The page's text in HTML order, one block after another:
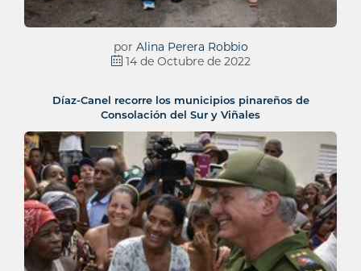
por Alina Perera Robbio
14 de Octubre de 2022
Díaz-Canel recorre los municipios pinareños de
Consolación del Sur y Viñales